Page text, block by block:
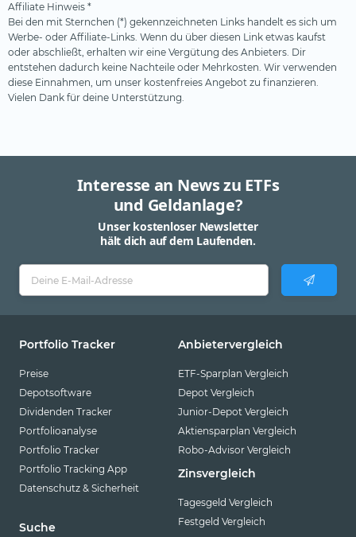
Affiliate Hinweis *
Bei den mit Sternchen (*) gekennzeichneten Links handelt es sich um
Werbe- oder Affiliate-Links. Wenn du über diesen Link etwas kaufst
oder abschließt, erhalten wir eine Vergütung des Anbieters. Dir
entstehen dadurch keine Nachteile oder Mehrkosten. Wir verwenden
diese Einnahmen, um unser kostenfreies Angebot zu finanzieren.
Vielen Dank für deine Unterstützung.
Interesse an News zu ETFs
und Geldanlage?
Unser kostenloser Newsletter
hält dich auf dem Laufenden.
Portfolio Tracker
Preise
Depotsoftware
Dividenden Tracker
Portfolioanalyse
Portfolio Tracker
Portfolio Tracking App
Datenschutz & Sicherheit
Suche
Anbietervergleich
ETF-Sparplan Vergleich
Depot Vergleich
Junior-Depot Vergleich
Aktiensparplan Vergleich
Robo-Advisor Vergleich
Zinsvergleich
Tagesgeld Vergleich
Festgeld Vergleich